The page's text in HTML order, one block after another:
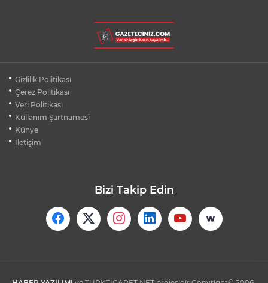
BURSA ŞEHİR HASTANESİ OTOPARKI
AĞUSTOS AYINDA HİZMETE AÇILIYOR
KÜBRA DENİZCİ KESKİN KUPASINI
Gizlilik Politikası
Çerez Politikası
Veri Politikası
Kullanım Şartnamesi
Künye
İletişim
Bizi Takip Edin